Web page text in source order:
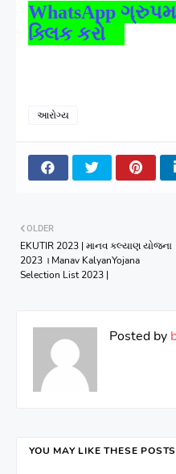
WhatsApp
ક્લિક કરો
આરોગ્ય
OLDER
EKUTIR 2023 | માનવ કલ્યાણ યોજના
2023 । Manav KalyanYojana
Selection List 2023 |
Posted by
YOU MAY LIKE THESE POSTS